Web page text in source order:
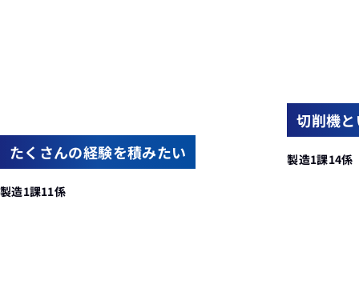
たくさんの経験を積みたい
製造1課11係
切削機
製造1課14係